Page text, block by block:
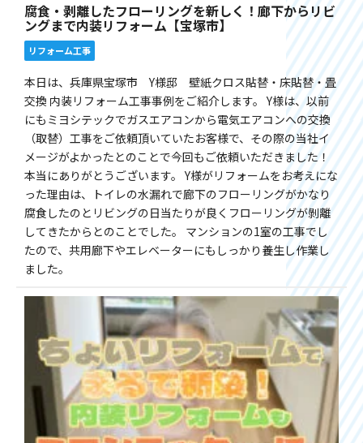
腐食・剥離したフローリングを新しく！廊下からリビ
ングまで内装リフォーム【宝塚市】
リフォーム工事
本日は、兵庫県宝塚市 Y様邸 壁紙クロス貼替・床貼替・畳
交換 内装リフォーム工事事例をご紹介します。 Y様は、以前
にもミヨシテックでガスエアコンから電気エアコンへの交換
（取替）工事をご依頼頂いていたお客様で、その際の当社イ
メージがよかったとのことで今回もご依頼いただきました！
本当にありがとうございます。 Y様がリフォームをお考えにな
った理由は、トイレの水漏れで廊下のフローリングがかなり
腐食したのとリビングの日当たりが良くフローリングが剝離
してきたからとのことでした。 マンションの1室の工事でし
たので、共用廊下やエレベーターにもしっかり養生し作業し
ました。